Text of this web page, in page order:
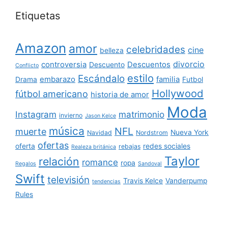
Etiquetas
Amazon amor belleza celebridades cine
Conflicto controversia Descuento Descuentos divorcio
Drama embarazo Escándalo estilo familia Futbol
fútbol americano historia de amor Hollywood
Instagram invierno Jason Kelce matrimonio Moda
muerte música Navidad NFL Nordstrom Nueva York
oferta ofertas Realeza británica rebajas redes sociales
Regalos relación romance ropa Sandoval Taylor
Swift televisión tendencias Travis Kelce Vanderpump
Rules